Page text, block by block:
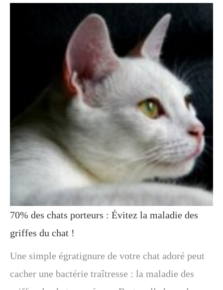
70% des chats porteurs : Évitez la maladie des
griffes du chat !
Une simple égratignure de votre chat adoré peut
cacher une bactérie traîtresse : la maladie des